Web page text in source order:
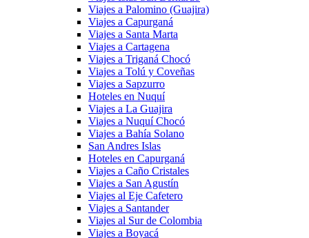
Viajes a Palomino (Guajira)
Viajes a Capurganá
Viajes a Santa Marta
Viajes a Cartagena
Viajes a Triganá Chocó
Viajes a Tolú y Coveñas
Viajes a Sapzurro
Hoteles en Nuquí
Viajes a La Guajira
Viajes a Nuquí Chocó
Viajes a Bahía Solano
San Andres Islas
Hoteles en Capurganá
Viajes a Caño Cristales
Viajes a San Agustín
Viajes al Eje Cafetero
Viajes a Santander
Viajes al Sur de Colombia
Viajes a Boyacá